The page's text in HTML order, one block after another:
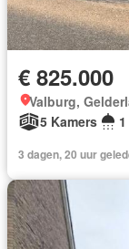
€ 825.000
Valburg,
5 Kamers
3 dagen, 20 uur